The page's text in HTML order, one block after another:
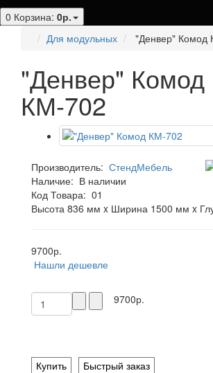
0 Корзина: 0р.
Для модульных
"Денвер" Комод
"Денвер" Комод
КМ-702
Производитель: СтендМебель
Наличие: В наличии
Код Товара: 01
Высота 836 мм x Ширина 1500 мм x
9700р.
Нашли дешевле
9700р.
Купить
Быстрый заказ